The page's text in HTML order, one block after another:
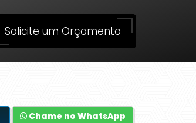
Solicite um Orçamento
Chame no WhatsApp